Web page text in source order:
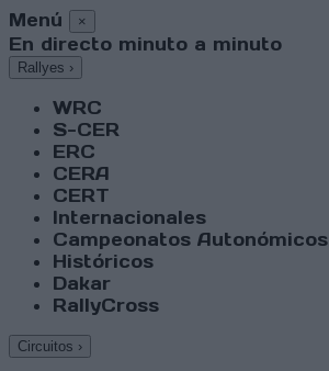
Menú ×
En directo minuto a minuto
Rallyes ›
WRC
S-CER
ERC
CERA
CERT
Internacionales
Campeonatos Autonómicos
Históricos
Dakar
RallyCross
Circuitos ›